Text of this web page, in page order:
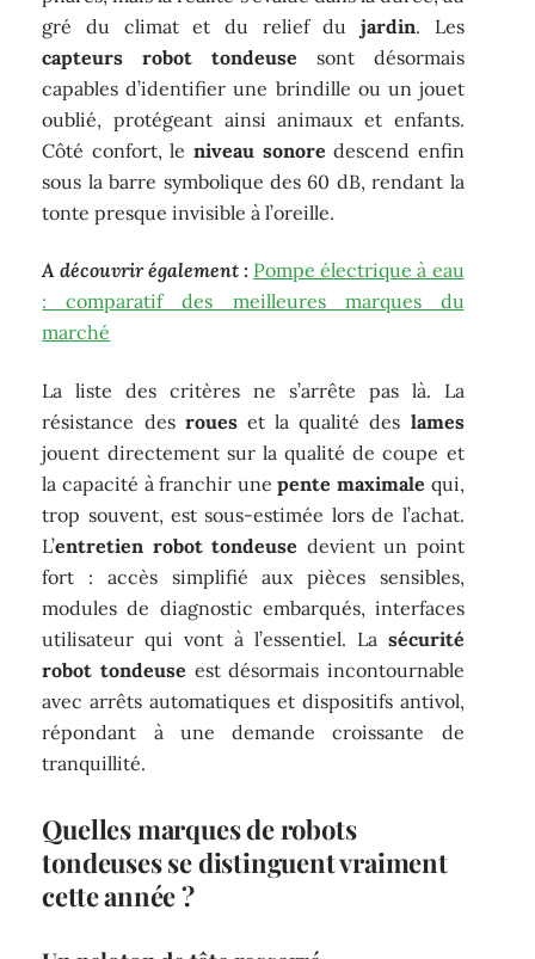
gré du climat et du relief du jardin. Les
capteurs robot tondeuse sont désormais
capables d’identifier une brindille ou un jouet
oublié, protégeant ainsi animaux et enfants.
Côté confort, le niveau sonore descend enfin
sous la barre symbolique des 60 dB, rendant la
tonte presque invisible à l’oreille.
A découvrir également : Pompe électrique à eau
: comparatif des meilleures marques du
marché
La liste des critères ne s’arrête pas là. La
résistance des roueset la qualité des lames
jouent directement sur la qualité de coupe et
la capacité à franchir unepente maximale qui,
trop souvent, est sous-estimée lors de l’achat.
L’entretien robot tondeuse devient un point
fort : accès simplifié aux pièces sensibles,
modules de diagnostic embarqués, interfaces
utilisateur qui vont à l’essentiel. La sécurité
robot tondeuse est désormais incontournable
avec arrêts automatiques et dispositifs antivol,
répondant à une demande croissante de
tranquillité.
Quelles marques de robots
tondeuses se distinguent vraiment
cette année ?